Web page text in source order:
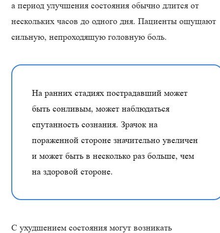
а период улучшения состояния обычно длится от
нескольких часов до одного дня. Пациенты ощущают
сильную, непроходящую головную боль.
На ранних стадиях пострадавший может
быть сонливым, может наблюдаться
спутанность сознания. Зрачок на
пораженной стороне значительно увеличен
и может быть в несколько раз больше, чем
на здоровой стороне.
С ухудшением состояния могут возникать